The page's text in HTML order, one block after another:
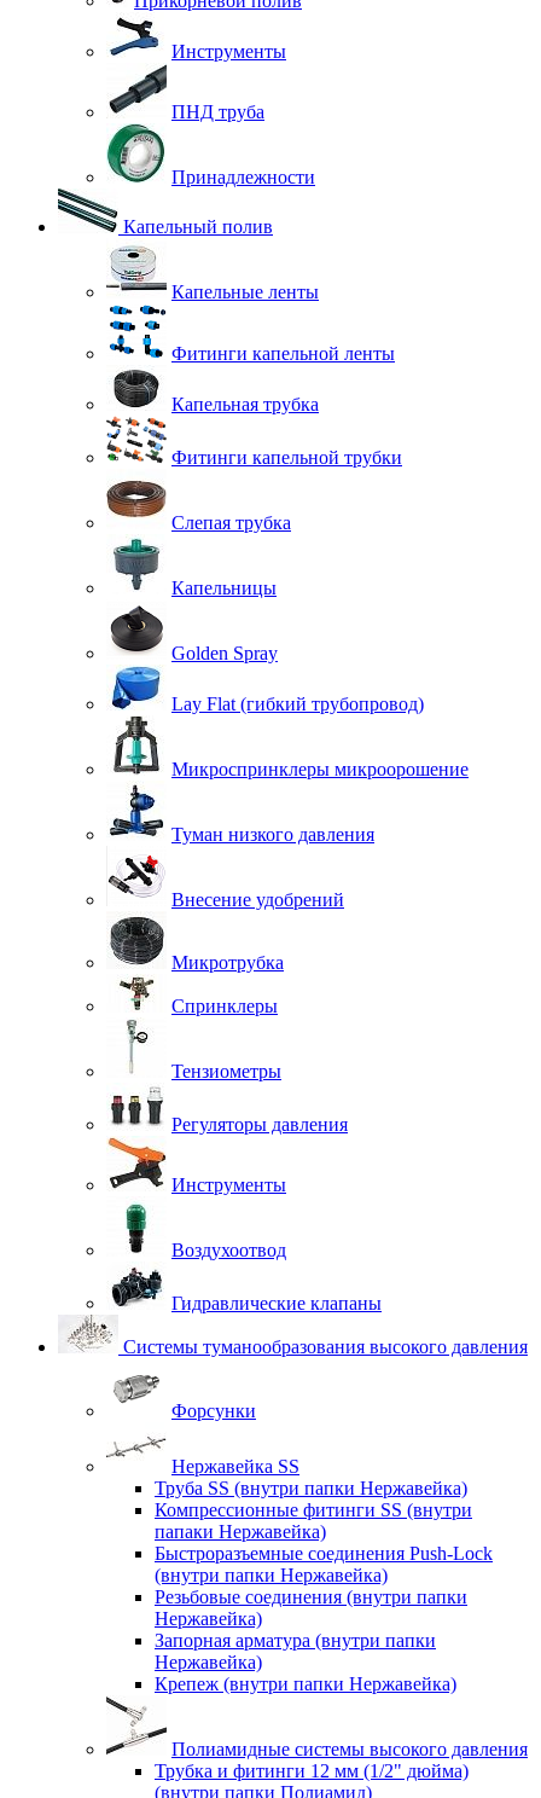
Инструменты
ПНД труба
Принадлежности
Капельный полив
Капельные ленты
Фитинги капельной ленты
Капельная трубка
Фитинги капельной трубки
Слепая трубка
Капельницы
Golden Spray
Lay Flat (гибкий трубопровод)
Микроспринклеры микроорошение
Туман низкого давления
Внесение удобрений
Микротрубка
Спринклеры
Тензиометры
Регуляторы давления
Инструменты
Воздухоотвод
Гидравлические клапаны
Системы туманообразования высокого давления
Форсунки
Нержавейка SS
Труба SS (внутри папки Нержавейка)
Компрессионные фитинги SS (внутри
папаки Нержавейка)
Быстроразъемные соединения Push-Lock
(внутри папки Нержавейка)
Резьбовые соединения (внутри папки
Нержавейка)
Запорная арматура (внутри папки
Нержавейка)
Крепеж (внутри папки Нержавейка)
Полиамидные системы высокого давления
Трубка и фитинги 12 мм (1/2" дюйма)
(внутри папки Полиамид)